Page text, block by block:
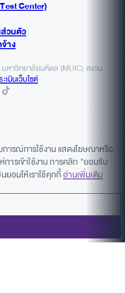
Center)
วนตัว
าง
หาวิทยาลัยมหิดล (MUIC) สงวน
เมินเว็บไซต์
การณ์การใช้งาน แสดงโฆษณาหรือ
การเข้าใช้งาน การคลิก "ยอมรับ
อมให้เราใช้คุกกี้อ่านเพิ่มเติม